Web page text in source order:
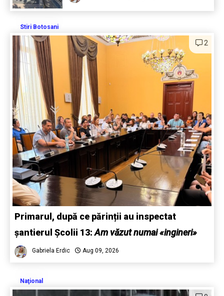
Stiri Botosani
2
Primarul, după ce părinții au inspectat
șantierul Școlii 13:Am văzut numai «ingineri»
Gabriela Erdic Aug 09, 2026
Naţional